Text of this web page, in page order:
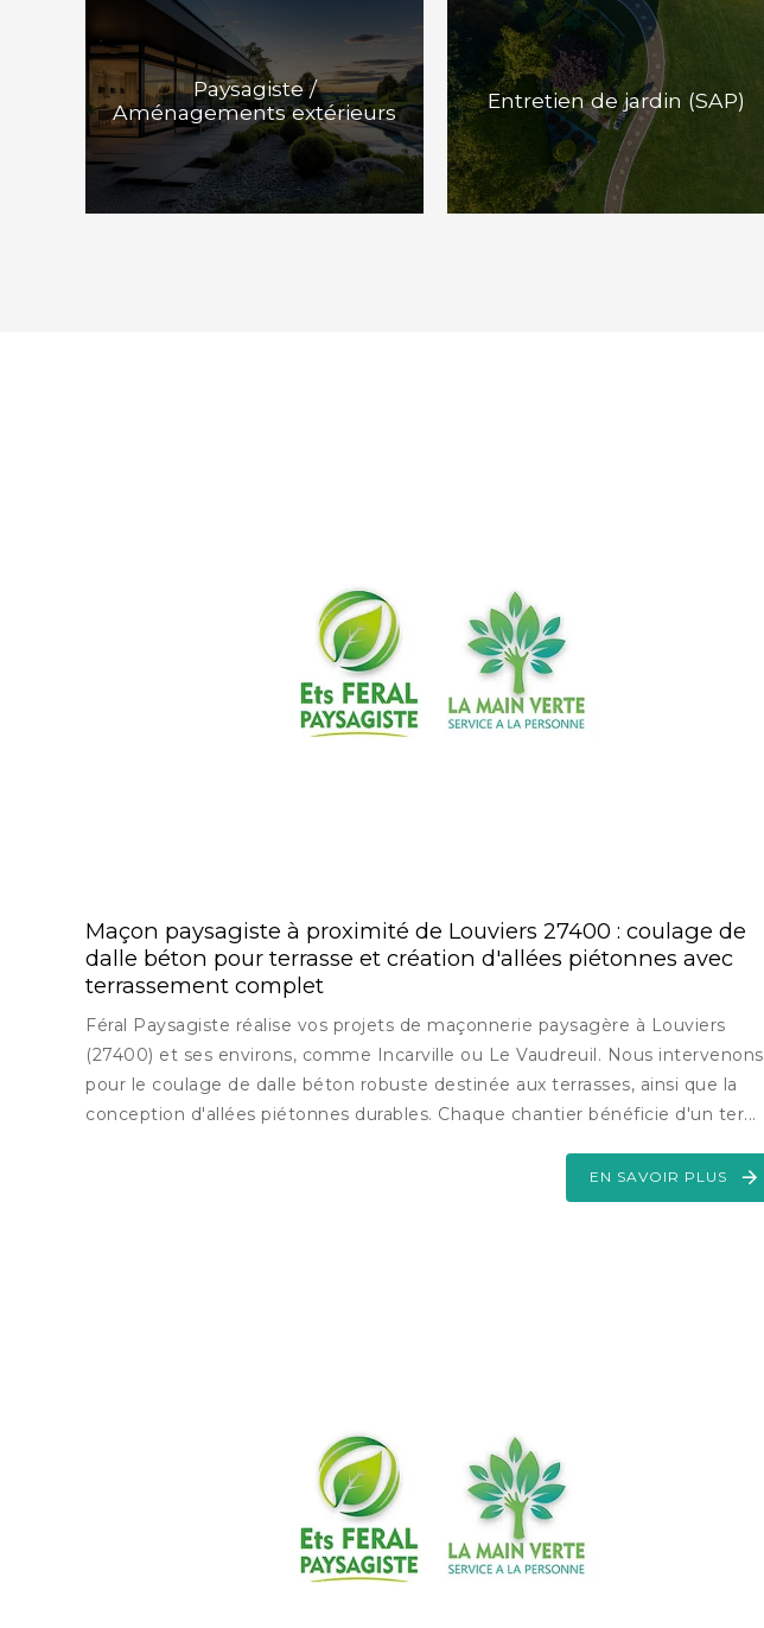
Paysagiste /
Aménagements extérieurs
Entretien de jardin (SAP)
Maçon paysagiste à proximité de Louviers 27400 : coulage de
dalle béton pour terrasse et création d'allées piétonnes avec
terrassement complet
Féral Paysagiste réalise vos projets de maçonnerie paysagère à Louviers
(27400) et ses environs, comme Incarville ou Le Vaudreuil. Nous intervenons
pour le coulage de dalle béton robuste destinée aux terrasses, ainsi que la
conception d'allées piétonnes durables. Chaque chantier bénéficie d'un ter...
EN SAVOIR PLUS